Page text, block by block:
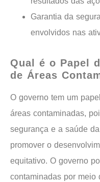
Garantia da
envolvidos nas
Qual é o Papel
de Áreas
O governo tem um
áreas contaminadas,
segurança e a saúde
promover o
equitativo. O governo
contaminadas por meio